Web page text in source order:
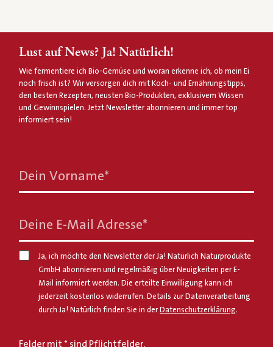
Lust auf News? Ja! Natürlich!
Wie fermentiere ich Bio-Gemüse und woran erkenne ich, ob mein Ei
noch frisch ist? Wir versorgen dich mit Koch- und Ernährungstipps,
den besten Rezepten, neusten Bio-Produkten, exklusivem Wissen
und Gewinnspielen. Jetzt Newsletter abonnieren und immer top
informiert sein!
Dein Vorname*
Deine E-Mail Adresse*
Ja, ich möchte den Newsletter der Ja! Natürlich Naturprodukte
GmbH abonnieren und regelmäßig über Neuigkeiten per E-
Mail informiert werden. Die erteilte Einwilligung kann ich
jederzeit kostenlos widerrufen. Details zur Datenverarbeitung
durch Ja! Natürlich finden Sie in der Datenschutzerklärung.
Felder mit * sind Pflichtfelder.